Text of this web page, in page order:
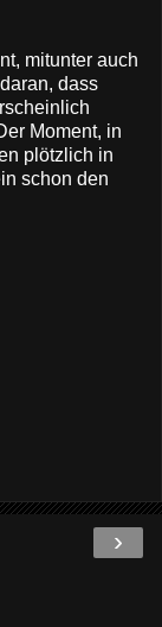
mitunter auch
dass
Moment, in
plötzlich in
schon den
›